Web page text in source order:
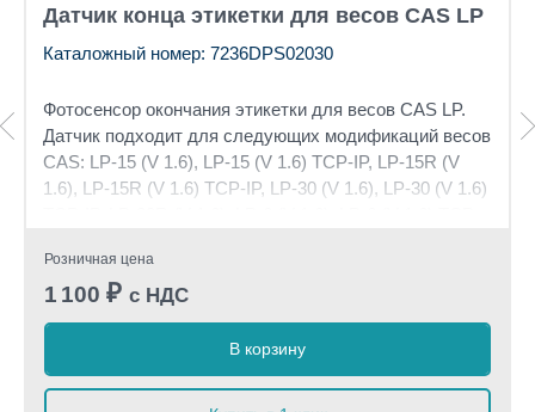
Датчик конца этикетки для весов CAS LP
Каталожный номер: 7236DPS02030
Фотосенсор окончания этикетки для весов CAS LP.
Датчик подходит для следующих модификаций весов
CAS: LP-15 (V 1.6), LP-15 (V 1.6) TCP-IP, LP-15R (V
1.6), LP-15R (V 1.6) TCP-IP, LP-30 (V 1.6), LP-30 (V 1.6)
Розничная цена
1 100 ₽ с НДС
В корзину